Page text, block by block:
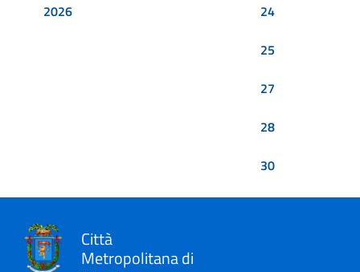
2026
24
25
27
28
30
Città
Metropolitana di